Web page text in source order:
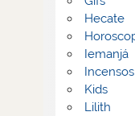
Hecate
Iemanjá
Incensos
Kids
Lilith